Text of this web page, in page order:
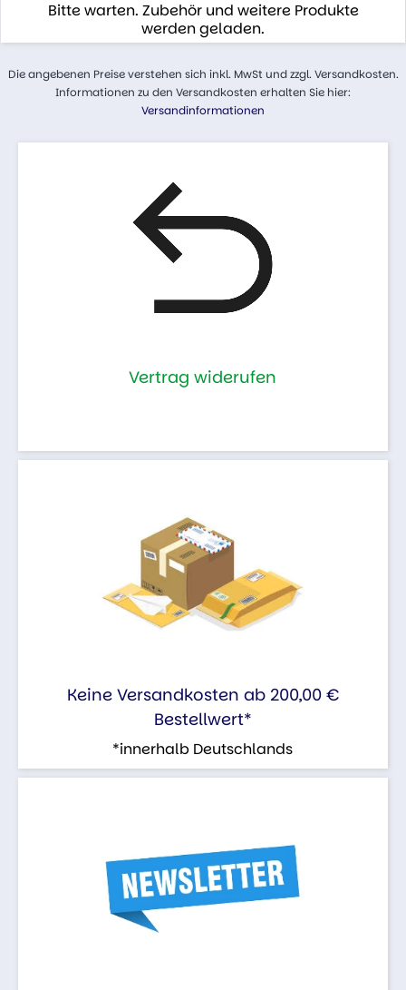
Bitte warten. Zubehör und weitere Produkte
werden geladen.
Die angebenen Preise verstehen sich inkl. MwSt und zzgl. Versandkosten.
Informationen zu den Versandkosten erhalten Sie hier:
Versandinformationen
Vertrag widerufen
Keine Versandkosten ab 200,00 €
Bestellwert*
*innerhalb Deutschlands